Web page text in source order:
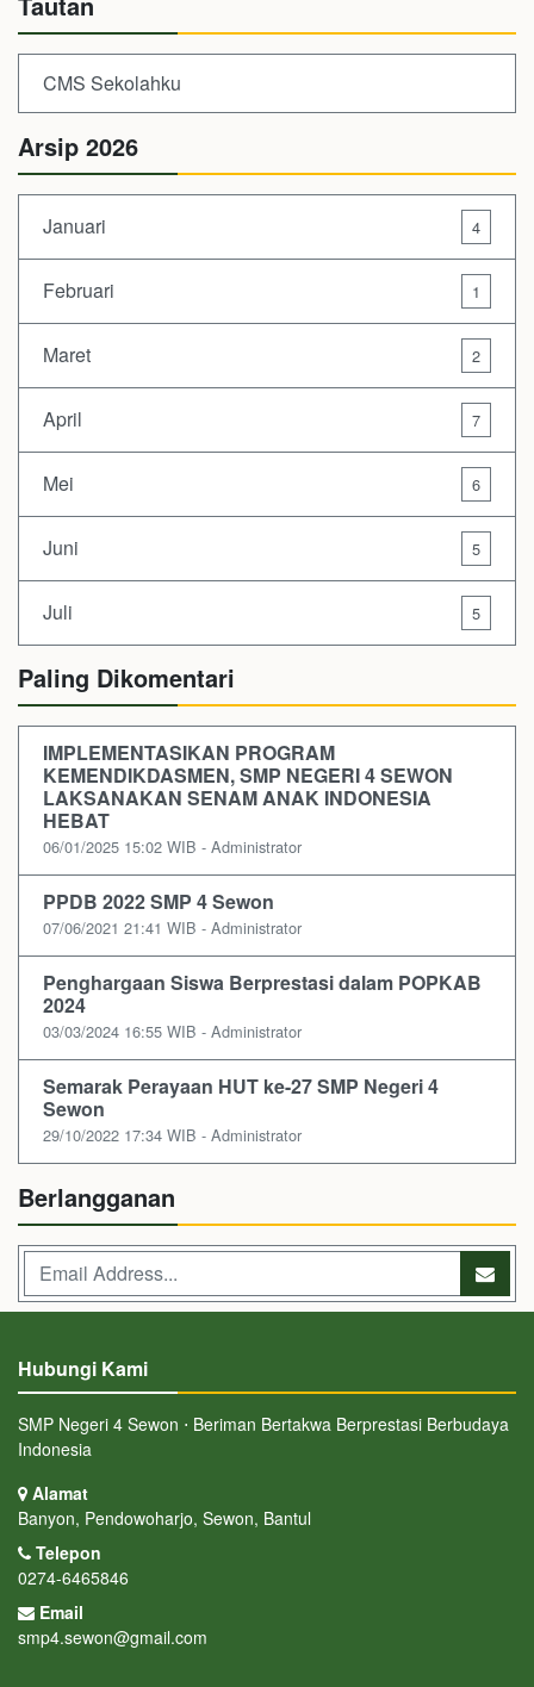
CMS Sekolahku
Arsip 2026
Januari 4
Februari 1
Maret 2
April 7
Mei 6
Juni 5
Juli 5
Paling Dikomentari
IMPLEMENTASIKAN PROGRAM
KEMENDIKDASMEN, SMP NEGERI 4 SEWON
LAKSANAKAN SENAM ANAK INDONESIA
HEBAT
06/01/2025 15:02 WIB - Administrator
PPDB 2022 SMP 4 Sewon
07/06/2021 21:41 WIB - Administrator
Penghargaan Siswa Berprestasi dalam POPKAB
2024
03/03/2024 16:55 WIB - Administrator
Semarak Perayaan HUT ke-27 SMP Negeri 4
Sewon
29/10/2022 17:34 WIB - Administrator
Berlangganan
Hubungi Kami
SMP Negeri 4 Sewon ⋅ Beriman Bertakwa Berprestasi Berbudaya
Indonesia
Alamat
Banyon, Pendowoharjo, Sewon, Bantul
Telepon
0274-6465846
Email
smp4.sewon@gmail.com